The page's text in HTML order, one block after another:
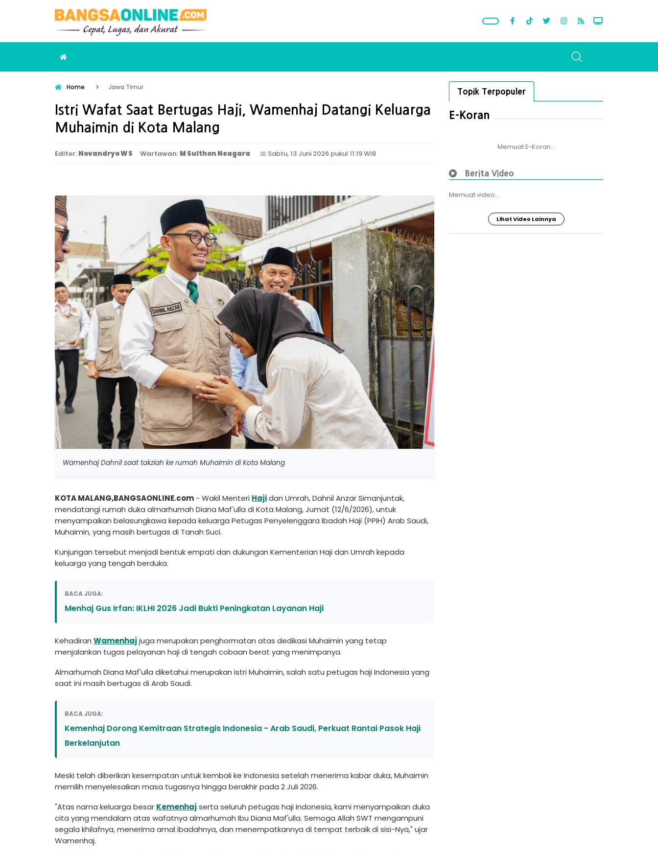
Home Jawa Timur
Istri Wafat Saat Bertugas Haji, Wamenhaj Datangi Keluarga
Muhaimin di Kota Malang
Editor: Novandryo W S Wartawan: M Sulthon Neagara 📅 Sabtu, 13 Juni 2026 pukul 11:19 WIB
Wamenhaj Dahnil saat takziah ke rumah Muhaimin di Kota Malang
KOTA MALANG,BANGSAONLINE.com - Wakil Menteri Hajidan Umrah, Dahnil Anzar Simanjuntak,
mendatangi rumah duka almarhumah Diana Maf'ulla di Kota Malang, Jumat (12/6/2026), untuk
menyampaikan belasungkawa kepada keluarga Petugas Penyelenggara Ibadah Haji (PPIH) Arab Saudi,
Muhaimin, yang masih bertugas di Tanah Suci.
Kunjungan tersebut menjadi bentuk empati dan dukungan Kementerian Haji dan Umrah kepada
keluarga yang tengah berduka.
BACA JUGA:
Menhaj Gus Irfan: IKLHI 2026 Jadi Bukti Peningkatan Layanan Haji
Kehadiran Wamenhaj juga merupakan penghormatan atas dedikasi Muhaimin yang tetap
menjalankan tugas pelayanan haji di tengah cobaan berat yang menimpanya.
Almarhumah Diana Maf'ulla diketahui merupakan istri Muhaimin, salah satu petugas haji Indonesia yang
saat ini masih bertugas di Arab Saudi.
BACA JUGA:
Kemenhaj Dorong Kemitraan Strategis Indonesia - Arab Saudi, Perkuat Rantai Pasok Haji
Berkelanjutan
Meski telah diberikan kesempatan untuk kembali ke Indonesia setelah menerima kabar duka, Muhaimin
memilih menyelesaikan masa tugasnya hingga berakhir pada 2 Juli 2026.
"Atas nama keluarga besar Kemenhaj serta seluruh petugas haji Indonesia, kami menyampaikan duka
cita yang mendalam atas wafatnya almarhumah Ibu Diana Maf'ulla. Semoga Allah SWT mengampuni
segala khilafnya, menerima amal ibadahnya, dan menempatkannya di tempat terbaik di sisi-Nya," ujar
Wamenhaj.
Topik Terpopuler
E-Koran
Memuat E-Koran...
Berita Video
Memuat video...
Lihat Video Lainnya